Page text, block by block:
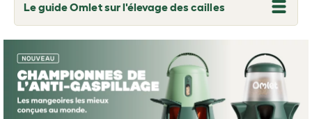
Le guide Omlet sur l'élevage des cailles
T
o
l
e
d
r
o
p